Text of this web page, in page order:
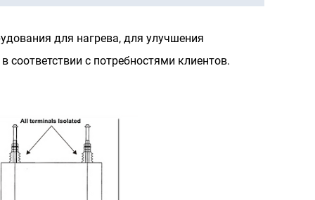
для нагрева, для улучшения
с потребностями клиентов.